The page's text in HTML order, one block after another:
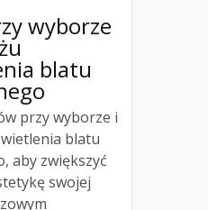
wyborze
blatu
przy wyborze i
blatu
aby zwiększyć
swojej